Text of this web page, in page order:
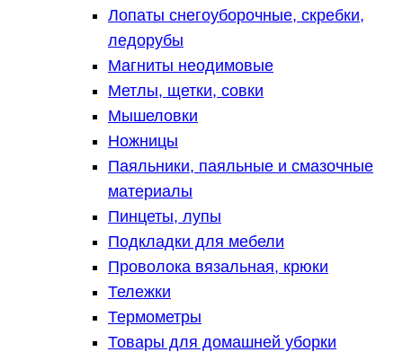
Лопаты снегоуборочные, скребки,
ледорубы
Магниты неодимовые
Метлы, щетки, совки
Мышеловки
Ножницы
Паяльники, паяльные и смазочные
материалы
Пинцеты, лупы
Подкладки для мебели
Проволока вязальная, крюки
Тележки
Термометры
Товары для домашней уборки